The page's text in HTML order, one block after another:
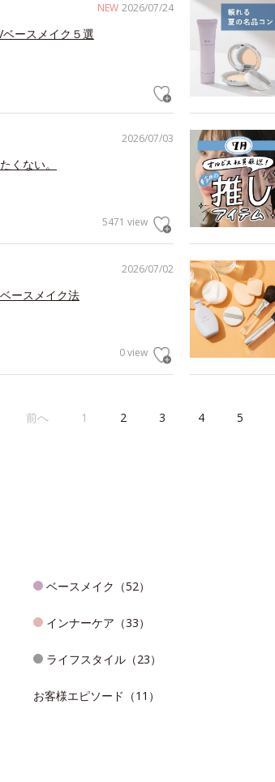
NEW 2026/07/24
ースメイク５選
2026/07/03
くない。
5471 view
2026/07/02
ースメイク法
0 view
前へ 1 2 3 4 5
ベースメイク（52）
インナーケア（33）
ライフスタイル（23）
お客様エピソード（11）